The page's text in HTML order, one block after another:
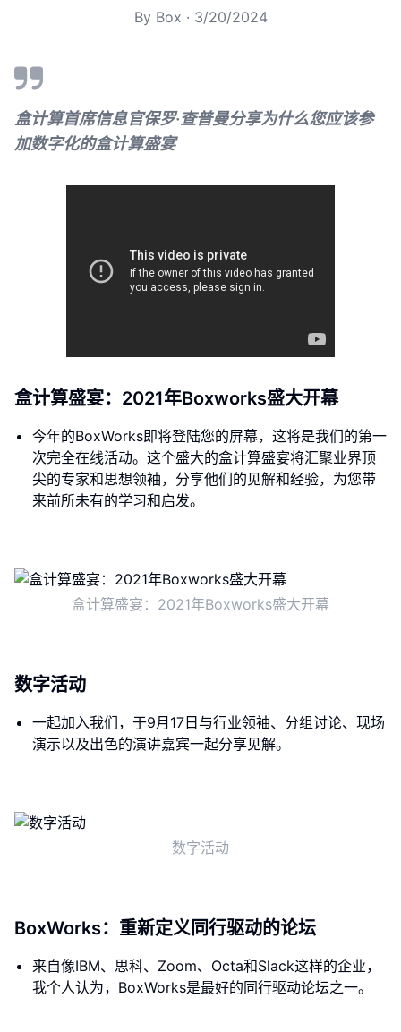
By Box · 3/20/2024
盒计算首席信息官保罗·查普曼分享为什么您应该参
加数字化的盒计算盛宴
盒计算盛宴：2021年Boxworks盛大开幕
今年的BoxWorks即将登陆您的屏幕，这将是我们的第一
次完全在线活动。这个盛大的盒计算盛宴将汇聚业界顶
尖的专家和思想领袖，分享他们的见解和经验，为您带
来前所未有的学习和启发。
盒计算盛宴：2021年Boxworks盛大开幕
数字活动
一起加入我们，于9月17日与行业领袖、分组讨论、现场
演示以及出色的演讲嘉宾一起分享见解。
数字活动
BoxWorks：重新定义同行驱动的论坛
来自像IBM、思科、Zoom、Octa和Slack这样的企业，
我个人认为，BoxWorks是最好的同行驱动论坛之一。